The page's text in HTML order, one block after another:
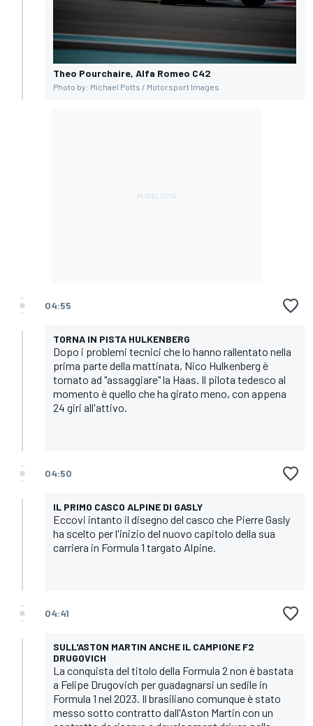
Theo Pourchaire, Alfa Romeo C42
Photo by: Michael Potts / Motorsport Images
04:55
TORNA IN PISTA HULKENBERG
Dopo i problemi tecnici che lo hanno rallentato nella
prima parte della mattinata, Nico Hulkenberg è
tornato ad "assaggiare" la Haas. Il pilota tedesco al
momento è quello che ha girato meno, con appena
24 giri all'attivo.
04:50
IL PRIMO CASCO ALPINE DI GASLY
Eccovi intanto il disegno del casco che Pierre Gasly
ha scelto per l'inizio del nuovo capitolo della sua
carriera in Formula 1 targato Alpine.
04:41
SULL'ASTON MARTIN ANCHE IL CAMPIONE F2
DRUGOVICH
La conquista del titolo della Formula 2 non è bastata
a Felipe Drugovich per guadagnarsi un sedile in
Formula 1 nel 2023. Il brasiliano comunque è stato
messo sotto contratto dall'Aston Martin con un